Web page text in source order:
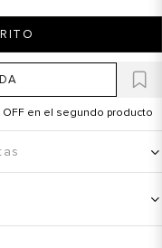
en el segundo producto